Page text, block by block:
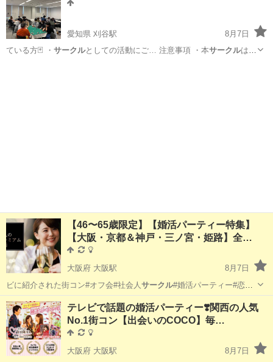
愛知県 刈谷駅
8月7日
ている方🃏 ・ サークルとしての活動にご… 注意事項 ・本サークルは賭
【46〜65歳限定】【婚活パーティー特集】
【大阪・京都＆神戸・三ノ宮・姫路】全…
大阪府 大阪駅
8月7日
ビに紹介された街コン#オフ会#社会人サークル#婚活パーティー#恋活
パーティー#P…
大阪 大阪市 大阪駅 パーティー
テレビで話題の婚活パーティー❣️関西の人気
No.1街コン【出会いのCOCO】毎…
大阪府 大阪駅
8月7日